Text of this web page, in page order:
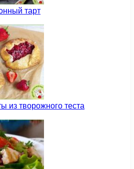
тарт
из творожного теста